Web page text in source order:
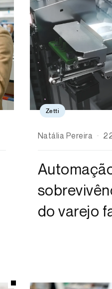
Zetti
Natália Pereira
do varejo